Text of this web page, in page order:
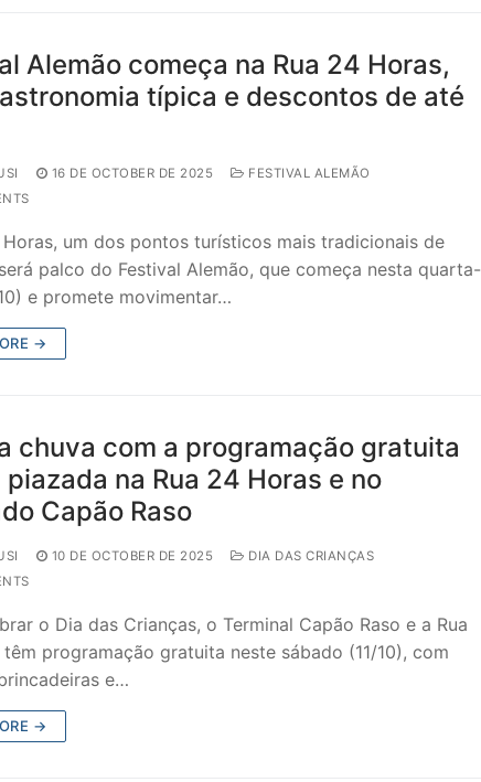
Alemão começa na Rua 24 Horas,
típica e descontos de até
16 DE OCTOBER DE 2025
FESTIVAL ALEMÃO
Horas, um dos pontos turísticos mais tradicionais de
palco do Festival Alemão, que começa nesta quarta-
e promete movimentar…
→
chuva com a programação gratuita
piazada na Rua 24 Horas e no
Capão Raso
10 DE OCTOBER DE 2025
DIA DAS CRIANÇAS
o Dia das Crianças, o Terminal Capão Raso e a Rua
programação gratuita neste sábado (11/10), com
e…
→